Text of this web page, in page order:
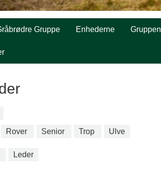
Gruppe Enhederne Gruppen
Rover Senior Trop Ulve
Leder